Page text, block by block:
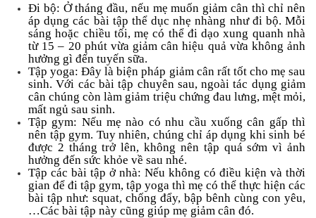
Đi bộ: Ở tháng đầu, nếu mẹ muốn giảm cân thì chỉ nên
áp dụng các bài tập thể dục nhẹ nhàng như đi bộ. Mỗi
sáng hoặc chiều tối, mẹ có thể đi dạo xung quanh nhà
từ 15 – 20 phút vừa giảm cân hiệu quả vừa không ảnh
hưởng gì đến tuyến sữa.
Tập yoga: Đây là biện pháp giảm cân rất tốt cho mẹ sau
sinh. Với các bài tập chuyên sau, ngoài tác dụng giảm
cân chúng còn làm giảm triệu chứng đau lưng, mệt mỏi,
mất ngủ sau sinh.
Tập gym: Nếu mẹ nào có nhu cầu xuống cân gấp thì
nên tập gym. Tuy nhiên, chúng chỉ áp dụng khi sinh bé
được 2 tháng trở lên, không nên tập quá sớm vì ảnh
hưởng đến sức khỏe về sau nhé.
Tập các bài tập ở nhà: Nếu không có điều kiện và thời
gian để đi tập gym, tập yoga thì mẹ có thể thực hiện các
bài tập như: squat, chống đẩy, bập bênh cùng con yêu,
…Các bài tập này cũng giúp mẹ giảm cân đó.